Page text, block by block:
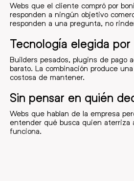
Webs que el cliente compró por
responden a ningún objetivo
responden a una pregunta, no
Tecnología elegida por
Builders pesados, plugins de pago
barato. La combinación produce
costosa de mantener.
Sin pensar en quién
Webs que hablan de la empresa
entender qué busca quien aterriza
funciona.